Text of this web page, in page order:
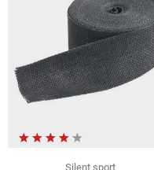
Silent sport